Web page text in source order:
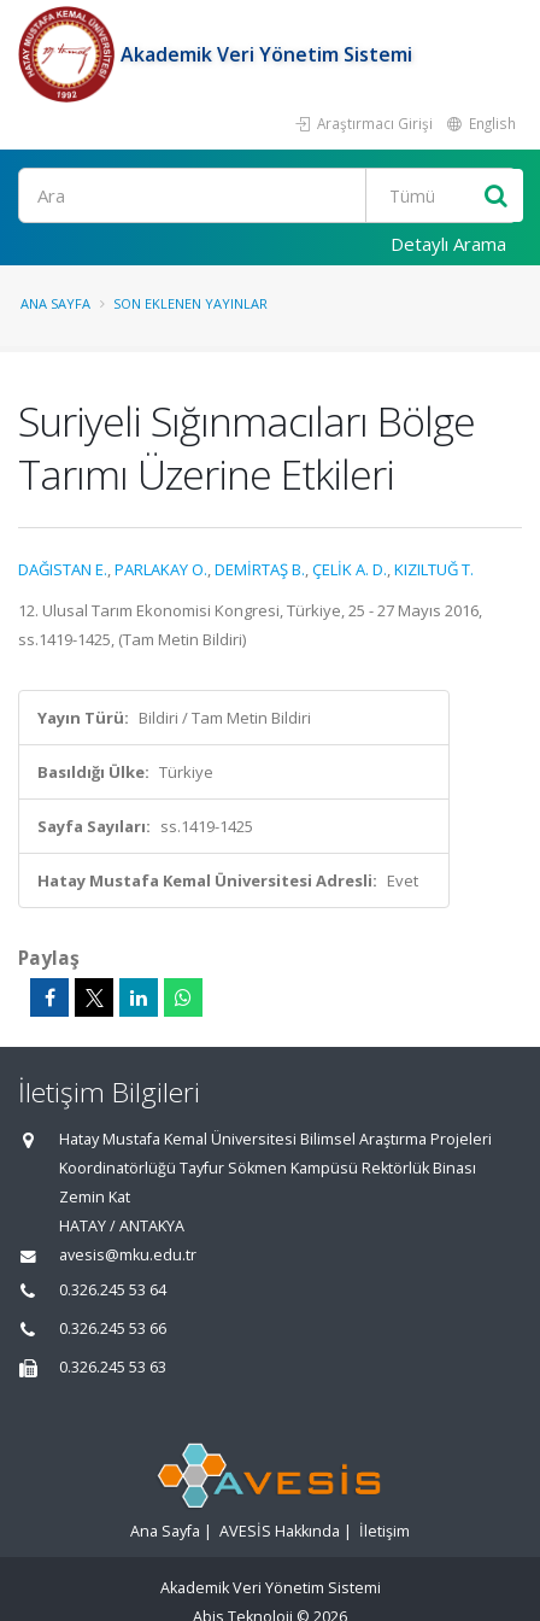
Akademik Veri Yönetim Sistemi
Araştırmacı Girişi English
Ara
Detaylı Arama
ANA SAYFA SON EKLENEN YAYINLAR
Suriyeli Sığınmacıları Bölge
Tarımı Üzerine Etkileri
DAĞISTAN E.,PARLAKAY O.,DEMİRTAŞ B.,ÇELİK A. D.,KIZILTUĞ T.
12. Ulusal Tarım Ekonomisi Kongresi, Türkiye, 25 - 27 Mayıs 2016,
ss.1419-1425, (Tam Metin Bildiri)
Yayın Türü: Bildiri / Tam Metin Bildiri
Basıldığı Ülke: Türkiye
Sayfa Sayıları: ss.1419-1425
Hatay Mustafa Kemal Üniversitesi Adresli: Evet
Paylaş
İletişim Bilgileri
Hatay Mustafa Kemal Üniversitesi Bilimsel Araştırma Projeleri
Koordinatörlüğü Tayfur Sökmen Kampüsü Rektörlük Binası
Zemin Kat
HATAY / ANTAKYA
avesis@mku.edu.tr
0.326.245 53 64
0.326.245 53 66
0.326.245 53 63
Ana Sayfa | AVESİS Hakkında | İletişim
Akademik Veri Yönetim Sistemi
Abis Teknoloji © 2026